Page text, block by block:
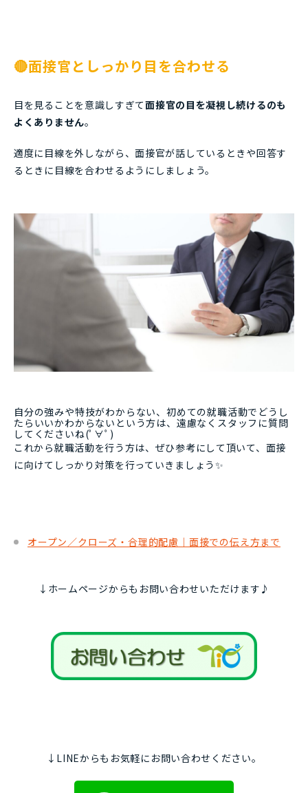
🔴面接官としっかり目を合わせる
目を見ることを意識しすぎて面接官の目を凝視し続けるのも
よくありません。
適度に目線を外しながら、面接官が話しているときや回答す
るときに目線を合わせるようにしましょう。
自分の強みや特技がわからない、初めての就職活動でどうし
たらいいかわからないという方は、遠慮なくスタッフに質問
してくださいね(ﾟ∀ﾟ)
これから就職活動を行う方は、ぜひ参考にして頂いて、面接
に向けてしっかり対策を行っていきましょう✨
オープン／クローズ・合理的配慮｜面接での伝え方まで
↓ホームページからもお問い合わせいただけます♪
↓LINEからもお気軽にお問い合わせください。